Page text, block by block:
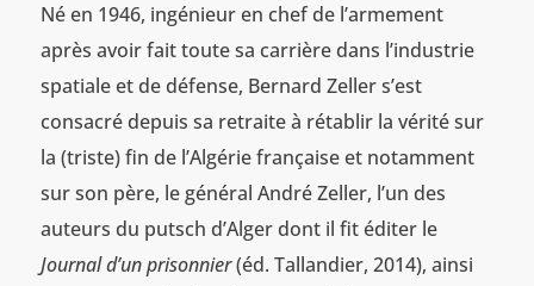
Né en 1946, ingénieur en chef de l’armement
après avoir fait toute sa carrière dans l’industrie
spatiale et de défense, Bernard Zeller s’est
consacré depuis sa retraite à rétablir la vérité sur
la (triste) fin de l’Algérie française et notamment
sur son père, le général André Zeller, l’un des
auteurs du putsch d’Alger dont il fit éditer le
Journal d’un prisonnier(éd. Tallandier, 2014), ainsi